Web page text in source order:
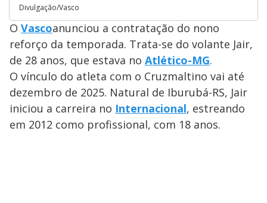
Divulgação/Vasco
O Vascoanunciou a contratação do nono
reforço da temporada. Trata-se do volante Jair,
de 28 anos, que estava no Atlético-MG.
O vínculo do atleta com o Cruzmaltino vai até
dezembro de 2025. Natural de Iburubá-RS, Jair
iniciou a carreira no Internacional, estreando
em 2012 como profissional, com 18 anos.